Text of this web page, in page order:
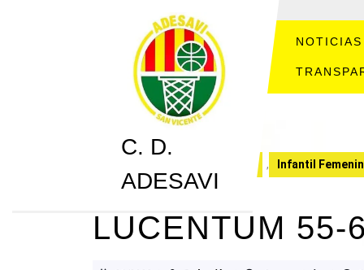
C. D.
ADESAVI
NOTICIAS
, Infantil
LUCENTUM 55-